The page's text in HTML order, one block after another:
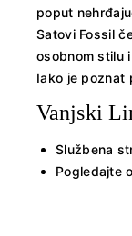
poput
Satovi Fossil
osobnom stilu
Iako je poznat
Vanjski
Službena
Pogledajte